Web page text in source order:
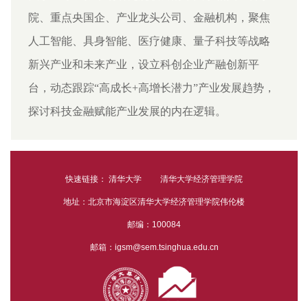
院、重点央国企、产业龙头公司、金融机构，聚焦
人工智能、具身智能、医疗健康、量子科技等战略
新兴产业和未来产业，设立科创企业产融创新平
台，动态跟踪“高成长+高增长潜力”产业发展趋势，
探讨科技金融赋能产业发展的内在逻辑。
快速链接： 清华大学 清华大学经济管理学院
地址：北京市海淀区清华大学经济管理学院伟伦楼
邮编：100084
邮箱：igsm@sem.tsinghua.edu.cn